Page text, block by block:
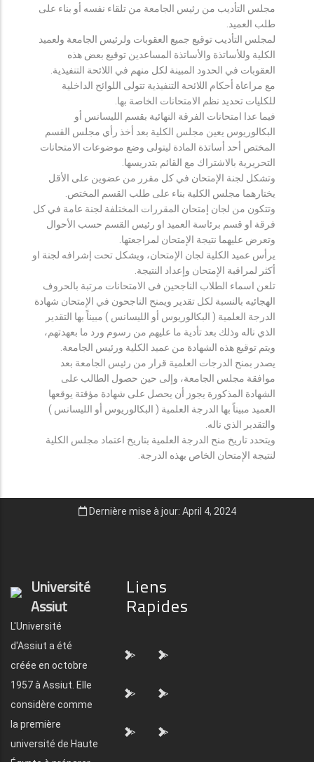
مجلس التأديب من رئيس الجامعة من تلقاء نفسه أو بناء على
طلب العميد.
لمجلس التأديب توقيع جميع العقوبات ولرئيس الجامعة ولعميد
الكلية وللأساتذة والأساتذة المساعدين توقيع بعض هذه
العقوبات في الحدود المبينة لكل منهم في اللائحة التنفيذية.
مع مراعاة أحكام اللائحة التنفيذية تتولى اللوائح الداخلية
للكليات تحديد نظم الامتحانات الخاصة بها.
فيما عدا امتحانات الفرقة النهائية بقسم الليسانس أو
البكالوريوس يعين مجلس الكلية بعد أخذ رأي مجلس القسم
المختص أحد أساتذة المادة ليتولى وضع موضوعات الامتحانات
التحريرية بالاشتراك مع القائم بتدريسها.
وتشكل لجنة الإمتحان في كل مقرر من عضوين على الأقل
يختارهما مجلس الكلية بناء على طلب القسم المختص.
وتتكون من لجان إمتحان المقررات المختلفة لجنة عامة في كل
فرقة او قسم برئاسة العميد او رئيس القسم حسب الأحوال
وتعرض عليهما نتيجة الإمتحان لمراجعتها.
يرأس عميد الكلية لجان الإمتحان، ويشكل تحت إشرافه لجنة او
أكثر لمراقبة الإمتحان وإعداد النتيجة.
تلعن اسماء الطلاب الناجحين فى الامتحانات مرتبة بالحروف
الهجائيه بالنسبة لكل تقدير ويمنح الناجحون في الإمتحان شهادة
الدرجة العلمية ( البكالوريوس أو الليسانس ) مبيناً بها التقدير
الذي ناله وذلك بعد تأدية ما عليهم من رسوم ورد ما بعهدتهم،
ويتم توقيع هذه الشهادة من عميد الكلية ورئيس الجامعة.
يصدر بمنح الدرجات العلمية قرار من رئيس الجامعة بعد
موافقة مجلس الجامعة، وإلى حين حصول الطالب على
الشهادة المذكورة يجوز أن يحصل على شهادة مؤقتة يوقعها
العميد مبيناً بها الدرجة العلمية ( البكالوريوس أو الليسانس )
والتقدير الذي ناله.
ويتحدد تاريخ منح الدرجة العلمية بتاريخ اعتماد مجلس الكلية
لنتيجة الإمتحان الخاص بهذه الدرجة.
Dernière mise à jour: April 4, 2024
Université
Assiut
L'Université
d'Assiut a été
créée en octobre
1957 à Assiut. Elle
considère comme
la première
université de Haute
Liens
Rapides
"> ">
"> ">
"> ">